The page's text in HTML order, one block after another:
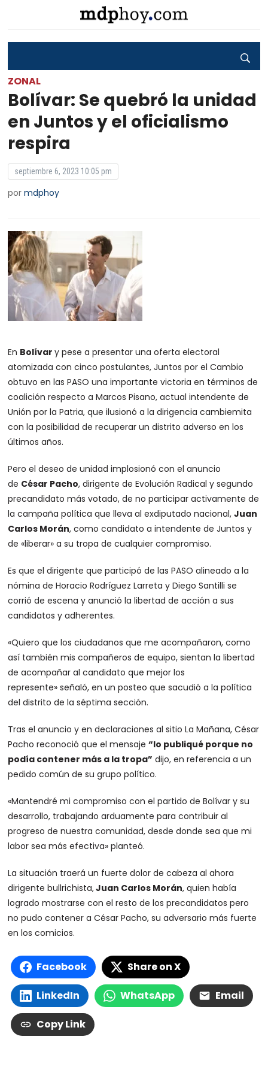
ZONAL
Bolívar: Se quebró la unidad
en Juntos y el oficialismo
respira
septiembre 6, 2023 10:05 pm
pormdphoy
En Bolívary pese a presentar una oferta electoral
atomizada con cinco postulantes, Juntos por el Cambio
obtuvo en las PASO una importante victoria en términos de
coalición respecto a Marcos Pisano, actual intendente de
Unión por la Patria, que ilusionó a la dirigencia cambiemita
con la posibilidad de recuperar un distrito adverso en los
últimos años.
Pero el deseo de unidad implosionó con el anuncio
de César Pacho, dirigente de Evolución Radical y segundo
precandidato más votado, de no participar activamente de
la campaña política que lleva al exdiputado nacional,Juan
Carlos Morán, como candidato a intendente de Juntos y
de «liberar» a su tropa de cualquier compromiso.
Es que el dirigente que participó de las PASO alineado a la
nómina de Horacio Rodríguez Larreta y Diego Santilli se
corrió de escena y anunció la libertad de acción a sus
candidatos y adherentes.
«Quiero que los ciudadanos que me acompañaron, como
así también mis compañeros de equipo, sientan la libertad
de acompañar al candidato que mejor los
represente»señaló, en un posteo que sacudió a la política
del distrito de la séptima sección.
Tras el anuncio y en declaraciones al sitio La Mañana, César
Pacho reconoció que el mensaje“lo publiqué porque no
podía contener más a la tropa” dijo, en referencia a un
pedido común de su grupo político.
«Mantendré mi compromiso con el partido de Bolívar y su
desarrollo, trabajando arduamente para contribuir al
progreso de nuestra comunidad, desde donde sea que mi
labor sea más efectiva» planteó.
La situación traerá un fuerte dolor de cabeza al ahora
dirigente bullrichista,Juan Carlos Morán, quien había
logrado mostrarse con el resto de los precandidatos pero
no pudo contener a César Pacho, su adversario más fuerte
en los comicios.
Facebook Share on X
LinkedIn WhatsApp Email
Copy Link